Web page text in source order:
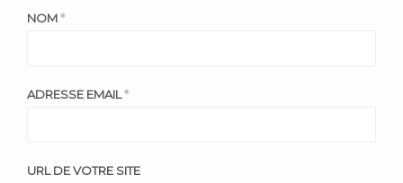
NOM*
ADRESSE EMAIL*
URL DE VOTRE SITE